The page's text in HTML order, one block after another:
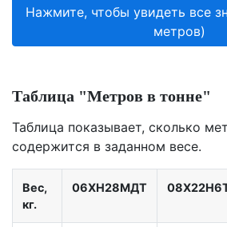
Нажмите, чтобы увидеть все
метров)
Таблица "Метров в тонне"
Таблица показывает, сколько
содержится в заданном весе.
Вес,
кг.
06ХН28МДТ